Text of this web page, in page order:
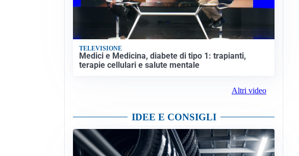
TELEVISIONE
Medici e Medicina, diabete di tipo 1: trapianti,
terapie cellulari e salute mentale
Altri video
IDEE E CONSIGLI